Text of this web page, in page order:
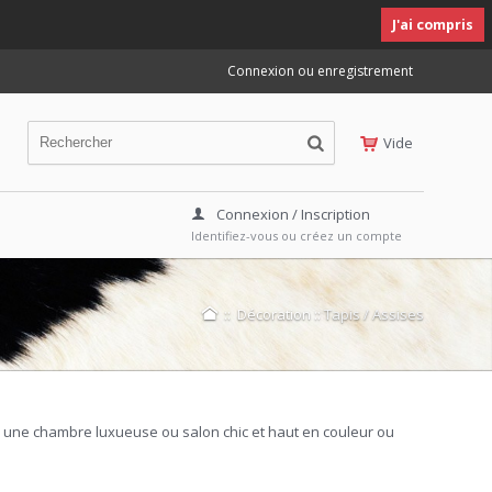
J'ai compris
Connexion ou enregistrement
Vide
Connexion / Inscription
Identifiez-vous ou créez un compte
:: Décoration :: Tapis / Assises
chambre luxueuse ou salon chic et haut en couleur ou